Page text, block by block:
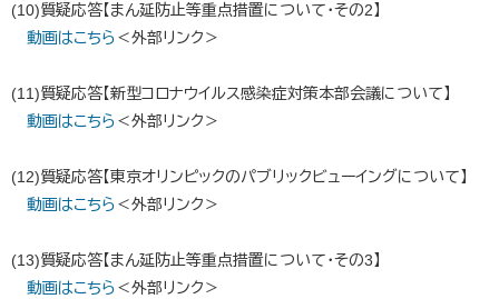
(10)質疑応答【まん延防止等重点措置について・その2】
動画はこちら＜外部リンク＞
(11)質疑応答【新型コロナウイルス感染症対策本部会議について】
動画はこちら＜外部リンク＞
(12)質疑応答【東京オリンピックのパブリックビューイングについて】
動画はこちら＜外部リンク＞
(13)質疑応答【まん延防止等重点措置について・その3】
動画はこちら＜外部リンク＞